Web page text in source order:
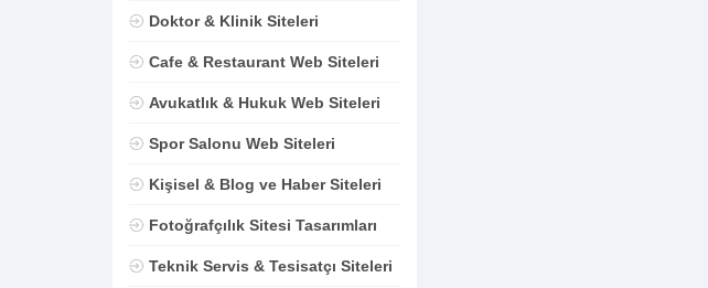
Doktor & Klinik Siteleri
Cafe & Restaurant Web Siteleri
Avukatlık & Hukuk Web Siteleri
Spor Salonu Web Siteleri
Kişisel & Blog ve Haber Siteleri
Fotoğrafçılık Sitesi Tasarımları
Teknik Servis & Tesisatçı Siteleri